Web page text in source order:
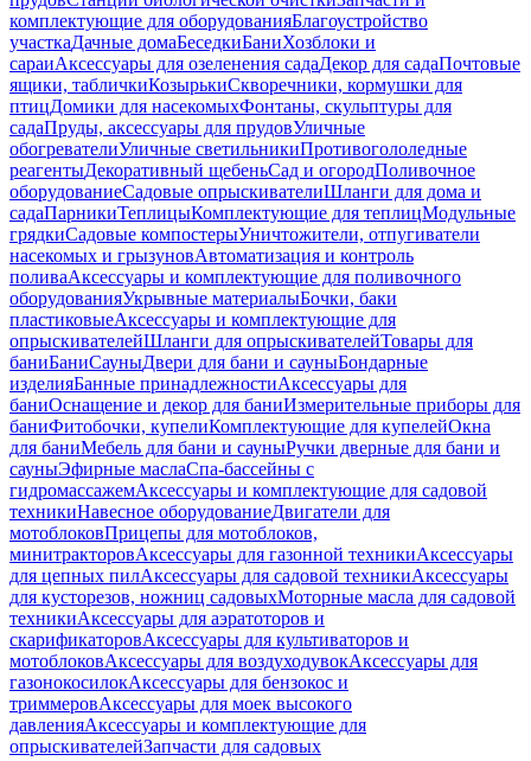
комплектующие для оборудованияБлагоустройство
участкаДачные домаБеседкиБаниХозблоки и
сараиАксессуары для озеленения садаДекор для садаПочтовые
ящики, табличкиКозырькиСкворечники, кормушки для
птицДомики для насекомыхФонтаны, скульптуры для
садаПруды, аксессуары для прудовУличные
обогревателиУличные светильникиПротивогололедные
реагентыДекоративный щебеньСад и огородПоливочное
оборудованиеСадовые опрыскивателиШланги для дома и
садаПарникиТеплицыКомплектующие для теплицМодульные
грядкиСадовые компостерыУничтожители, отпугиватели
насекомых и грызуновАвтоматизация и контроль
поливаАксессуары и комплектующие для поливочного
оборудованияУкрывные материалыБочки, баки
пластиковыеАксессуары и комплектующие для
опрыскивателейШланги для опрыскивателейТовары для
баниБаниСауныДвери для бани и сауныБондарные
изделияБанные принадлежностиАксессуары для
баниОснащение и декор для баниИзмерительные приборы для
баниФитобочки, купелиКомплектующие для купелейОкна
для баниМебель для бани и сауныРучки дверные для бани и
сауныЭфирные маслаСпа-бассейны с
гидромассажемАксессуары и комплектующие для садовой
техникиНавесное оборудованиеДвигатели для
мотоблоковПрицепы для мотоблоков,
минитракторовАксессуары для газонной техникиАксессуары
для цепных пилАксессуары для садовой техникиАксессуары
для кусторезов, ножниц садовыхМоторные масла для садовой
техникиАксессуары для аэратоторов и
скарификаторовАксессуары для культиваторов и
мотоблоковАксессуары для воздуходувокАксессуары для
газонокосилокАксессуары для бензокос и
триммеровАксессуары для моек высокого
давленияАксессуары и комплектующие для
опрыскивателейЗапчасти для садовых